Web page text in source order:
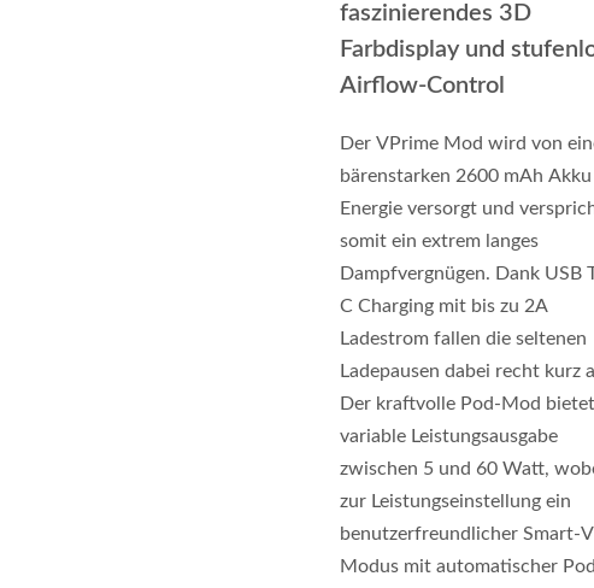
faszinierendes 3D
Farbdisplay und
Airflow-Control
Der VPrime Mod wird von
bärenstarken 2600 mAh
Energie versorgt und
somit ein extrem langes
Dampfvergnügen. Dank USB
C Charging mit bis zu 2A
Ladestrom fallen die seltenen
Ladepausen dabei recht kurz
Der kraftvolle Pod-Mod
variable Leistungsausgabe
zwischen 5 und 60 Watt,
zur Leistungseinstellung ein
benutzerfreundlicher Smart-
Modus mit automatischer